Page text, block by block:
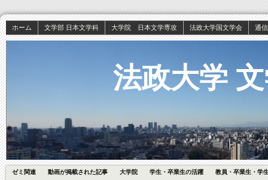
ホーム 文学部 日本文学科 大学院 日本文学専攻 法政大学国文学会 通
法政大学
ゼミ関連 動画が掲載された記事 大学院 学生・卒業生の活躍
教員・卒業生・学